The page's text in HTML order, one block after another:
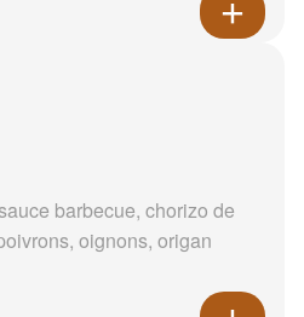
barbecue, chorizo de
oignons, origan